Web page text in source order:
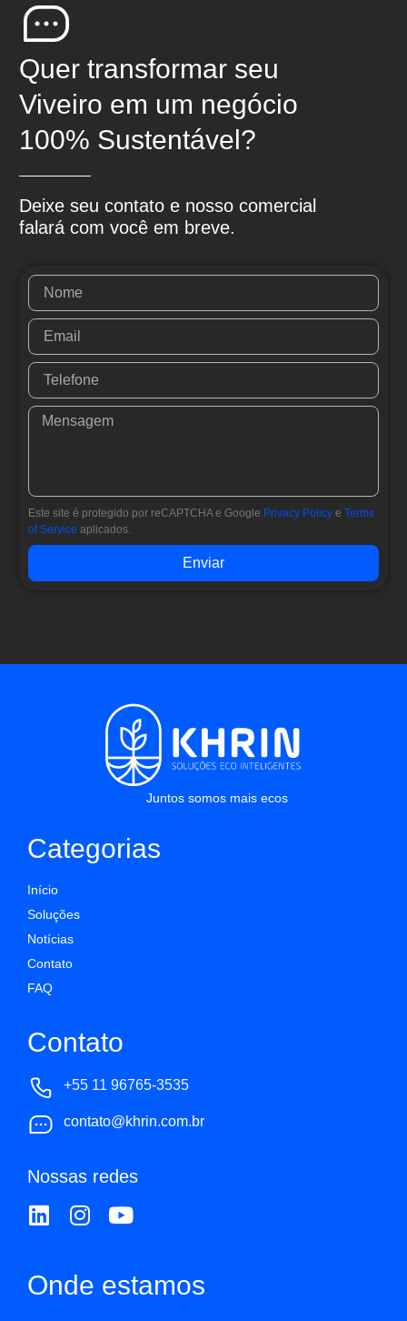
Quer transformar seu
Viveiro em um negócio
100% Sustentável?
Deixe seu contato e nosso comercial
falará com você em breve.
Este site é protegido por reCAPTCHA e Google Privacy Policy e Terms
of Service aplicados.
Enviar
Juntos somos mais ecos
Categorias
Início
Soluções
Notícias
Contato
FAQ
Contato
+55 11 96765-3535
contato@khrin.com.br
Nossas redes
Onde estamos